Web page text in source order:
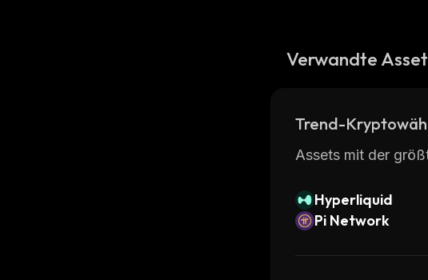
Verwandte
Trend-
Assets mit der
Hyperliquid
Pi Network